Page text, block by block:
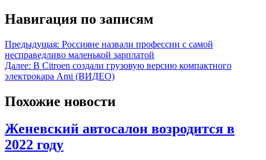
Навигация по записям
Предыдущая: Россияне назвали профессии с самой
несправедливо маленькой зарплатой
Далее: В Citroen создали грузовую версию компактного
электрокара Ami (ВИДЕО)
Похожие новости
Женевский автосалон возродится в
2022 году